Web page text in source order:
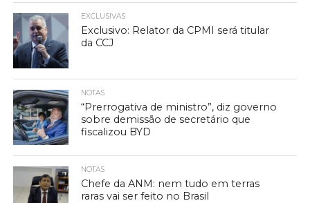
EXCLUSIVAS
Exclusivo: Relator da CPMI será titular
da CCJ
NOTAS
“Prerrogativa de ministro”, diz governo
sobre demissão de secretário que
fiscalizou BYD
NOTAS
Chefe da ANM: nem tudo em terras
raras vai ser feito no Brasil